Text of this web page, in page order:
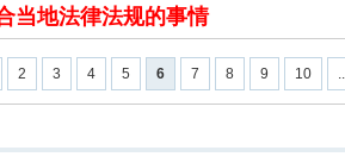
当地法律法规的事情
2 3 4 5 6 7 8 9 10